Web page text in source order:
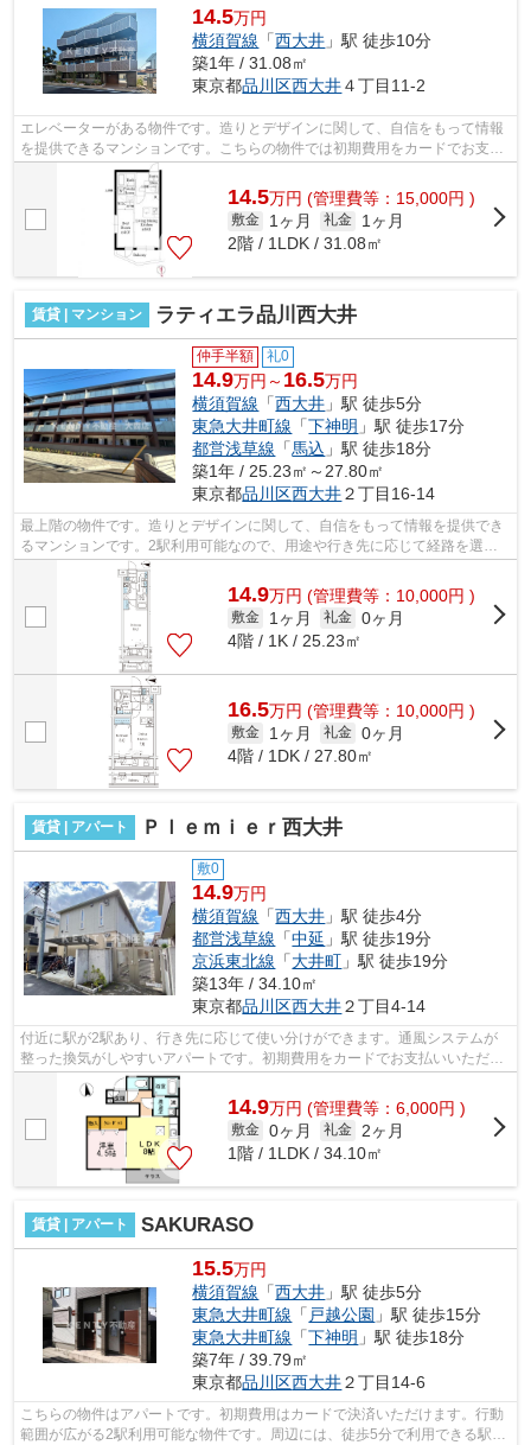
14.5万円
横須賀線 「西大井 」駅 徒歩10分
築1年 / 31.08㎡
東京都品川区西大井４丁目11-2
エレベーターがある物件です。造りとデザインに関して、自信をもって情報
を提供できるマンションです。こちらの物件では初期費用をカードでお支払
いいただけます。アクセスの良い徒歩1...
14.5万円 (管理費等：15,000円 )
敷金 1ヶ月 礼金
1ヶ月
2階 / 1LDK / 31.08㎡
賃貸 | マンション ラティエラ品川西大井
仲手半額 礼0
14.9万円～ 16.5万円
横須賀線 「西大井 」駅 徒歩5分
東急大井町線 「下神明 」駅 徒歩17分
都営浅草線 「馬込 」駅 徒歩18分
築1年 / 25.23㎡～27.80㎡
東京都品川区西大井２丁目16-14
最上階の物件です。造りとデザインに関して、自信をもって情報を提供でき
るマンションです。2駅利用可能なので、用途や行き先に応じて経路を選択
できます。周辺には、徒歩5分で利用で...
14.9万円 (管理費等：10,000円 )
敷金 1ヶ月 礼金 0ヶ月
4階 / 1K / 25.23㎡
16.5万円 (管理費等：10,000円 )
敷金 1ヶ月 礼金 0ヶ月
4階 / 1DK / 27.80㎡
賃貸 | アパート Ｐｌｅｍｉｅｒ西大井
敷0
14.9万円
横須賀線 「西大井 」駅 徒歩4分
都営浅草線 「中延 」駅 徒歩19分
京浜東北線 「大井町 」駅 徒歩19分
築13年 / 34.10㎡
東京都品川区西大井２丁目4-14
付近に駅が2駅あり、行き先に応じて使い分けができます。通風システムが
整った換気がしやすいアパートです。初期費用をカードでお支払いいただけ
るので、カードで決済したい方にもおす...
14.9万円 (管理費等：6,000円 )
敷金 0ヶ月 礼金
2ヶ月
1階 / 1LDK / 34.10㎡
賃貸 | アパート SAKURASO
15.5万円
横須賀線 「西大井 」駅 徒歩5分
東急大井町線 「 戸越公園 」駅 徒歩15分
東急大井町線 「下神明 」駅 徒歩18分
築7年 / 39.79㎡
東京都品川区西大井２丁目14-6
こちらの物件はアパートです。初期費用はカードで決済いただけます。行動
範囲が広がる2駅利用可能な物件です。周辺には、徒歩5分で利用できる駅が